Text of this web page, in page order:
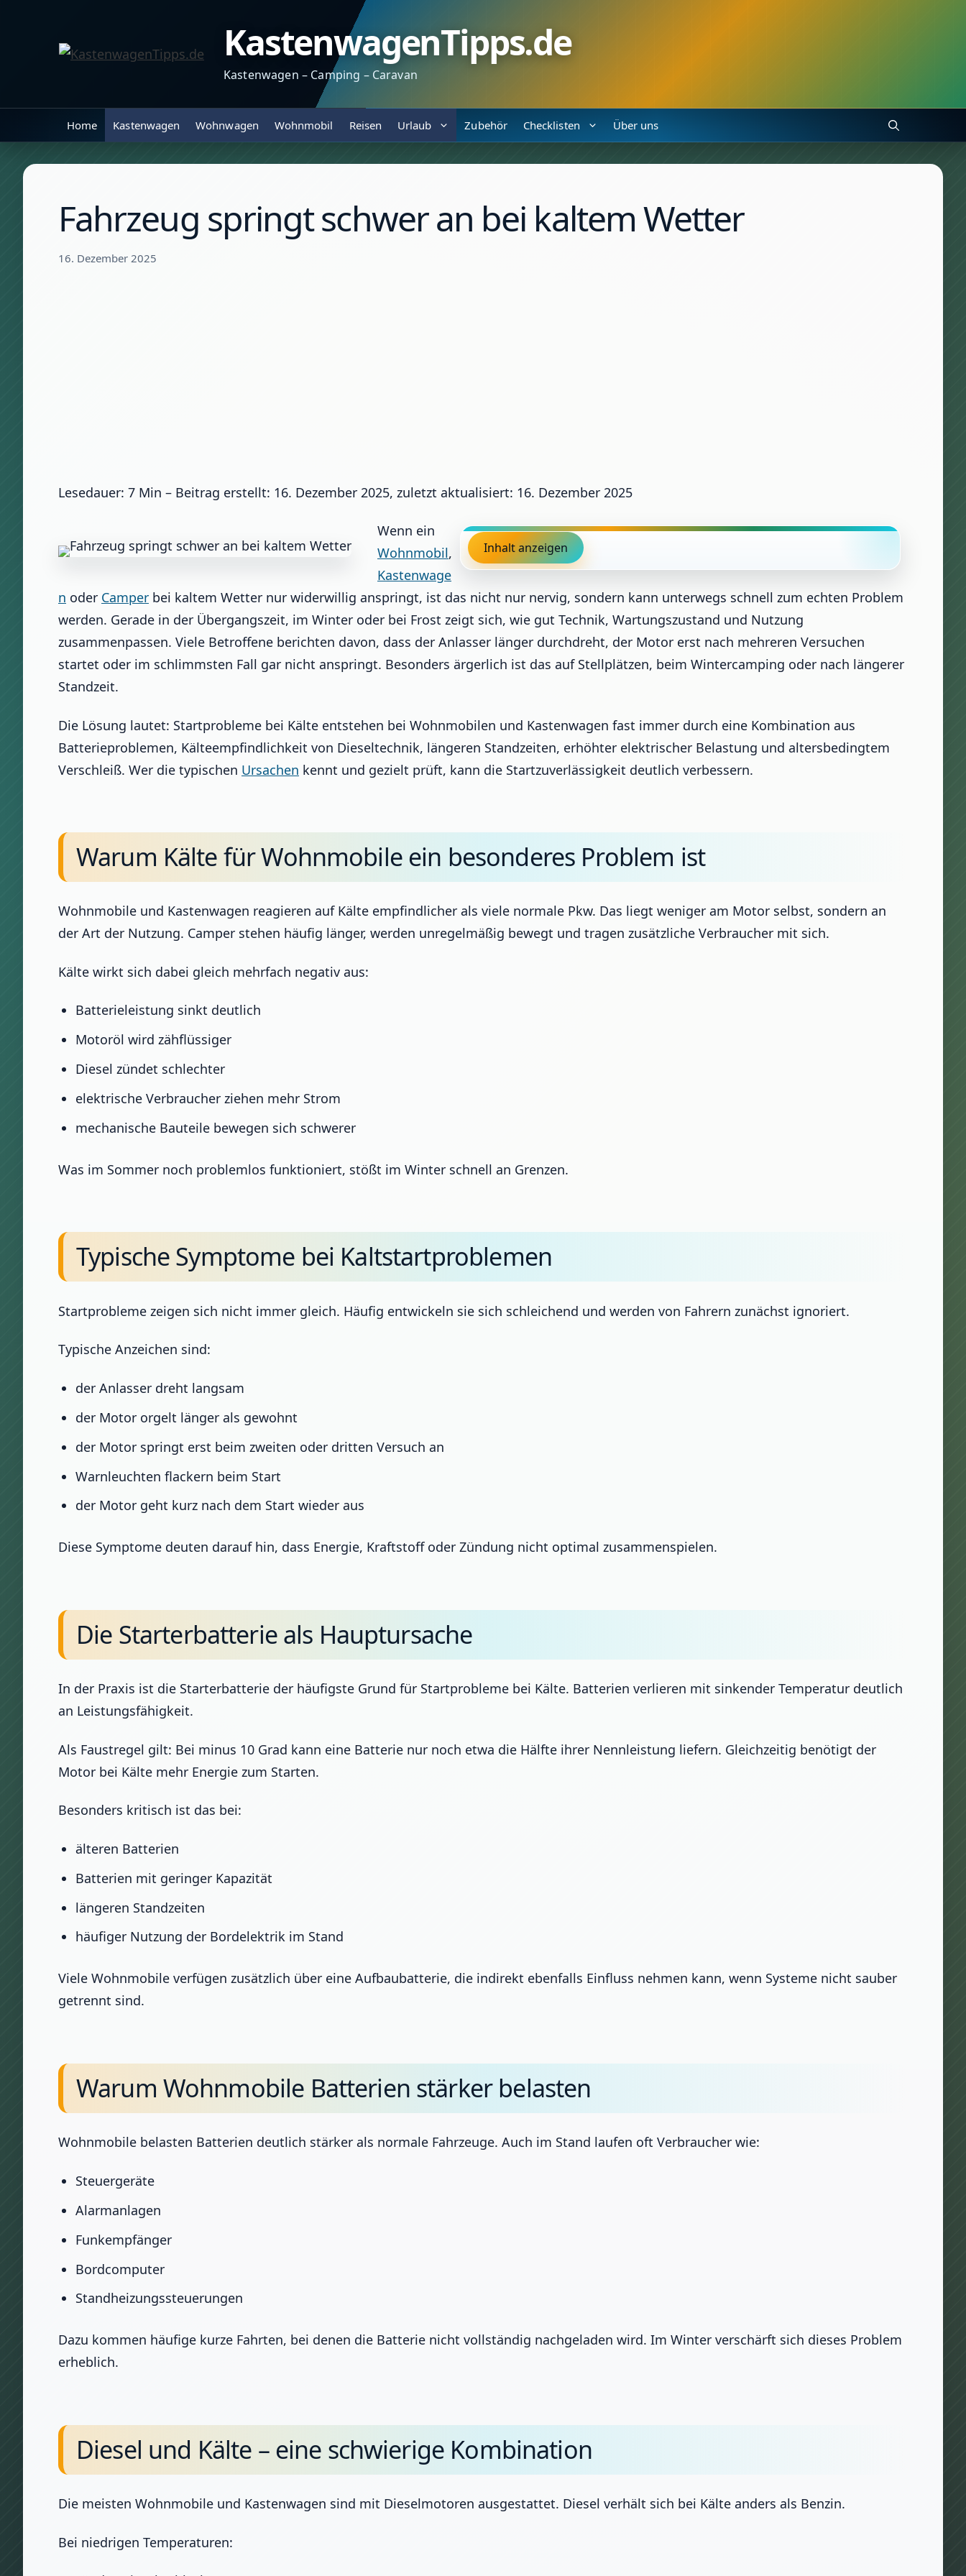
KastenwagenTipps.de
Kastenwagen – Camping – Caravan
Home Kastenwagen Wohnwagen Wohnmobil Reisen Urlaub Zubehör Checklisten Über uns
Fahrzeug springt schwer an bei kaltem Wetter
16. Dezember 2025
Lesedauer: 7 Min – Beitrag erstellt: 16. Dezember 2025, zuletzt aktualisiert: 16. Dezember 2025
Inhalt anzeigen
Wenn ein
Wohnmobil,
Kastenwage
n oder Camper bei kaltem Wetter nur widerwillig anspringt, ist das nicht nur nervig, sondern kann unterwegs schnell zum echten Problem
werden. Gerade in der Übergangszeit, im Winter oder bei Frost zeigt sich, wie gut Technik, Wartungszustand und Nutzung
zusammenpassen. Viele Betroffene berichten davon, dass der Anlasser länger durchdreht, der Motor erst nach mehreren Versuchen
startet oder im schlimmsten Fall gar nicht anspringt. Besonders ärgerlich ist das auf Stellplätzen, beim Wintercamping oder nach längerer
Standzeit.
Die Lösung lautet: Startprobleme bei Kälte entstehen bei Wohnmobilen und Kastenwagen fast immer durch eine Kombination aus
Batterieproblemen, Kälteempfindlichkeit von Dieseltechnik, längeren Standzeiten, erhöhter elektrischer Belastung und altersbedingtem
Verschleiß. Wer die typischen Ursachen kennt und gezielt prüft, kann die Startzuverlässigkeit deutlich verbessern.
Warum Kälte für Wohnmobile ein besonderes Problem ist
Wohnmobile und Kastenwagen reagieren auf Kälte empfindlicher als viele normale Pkw. Das liegt weniger am Motor selbst, sondern an
der Art der Nutzung. Camper stehen häufig länger, werden unregelmäßig bewegt und tragen zusätzliche Verbraucher mit sich.
Kälte wirkt sich dabei gleich mehrfach negativ aus:
Batterieleistung sinkt deutlich
Motoröl wird zähflüssiger
Diesel zündet schlechter
elektrische Verbraucher ziehen mehr Strom
mechanische Bauteile bewegen sich schwerer
Was im Sommer noch problemlos funktioniert, stößt im Winter schnell an Grenzen.
Typische Symptome bei Kaltstartproblemen
Startprobleme zeigen sich nicht immer gleich. Häufig entwickeln sie sich schleichend und werden von Fahrern zunächst ignoriert.
Typische Anzeichen sind:
der Anlasser dreht langsam
der Motor orgelt länger als gewohnt
der Motor springt erst beim zweiten oder dritten Versuch an
Warnleuchten flackern beim Start
der Motor geht kurz nach dem Start wieder aus
Diese Symptome deuten darauf hin, dass Energie, Kraftstoff oder Zündung nicht optimal zusammenspielen.
Die Starterbatterie als Hauptursache
In der Praxis ist die Starterbatterie der häufigste Grund für Startprobleme bei Kälte. Batterien verlieren mit sinkender Temperatur deutlich
an Leistungsfähigkeit.
Als Faustregel gilt: Bei minus 10 Grad kann eine Batterie nur noch etwa die Hälfte ihrer Nennleistung liefern. Gleichzeitig benötigt der
Motor bei Kälte mehr Energie zum Starten.
Besonders kritisch ist das bei:
älteren Batterien
Batterien mit geringer Kapazität
längeren Standzeiten
häufiger Nutzung der Bordelektrik im Stand
Viele Wohnmobile verfügen zusätzlich über eine Aufbaubatterie, die indirekt ebenfalls Einfluss nehmen kann, wenn Systeme nicht sauber
getrennt sind.
Warum Wohnmobile Batterien stärker belasten
Wohnmobile belasten Batterien deutlich stärker als normale Fahrzeuge. Auch im Stand laufen oft Verbraucher wie:
Steuergeräte
Alarmanlagen
Funkempfänger
Bordcomputer
Standheizungssteuerungen
Dazu kommen häufige kurze Fahrten, bei denen die Batterie nicht vollständig nachgeladen wird. Im Winter verschärft sich dieses Problem
erheblich.
Diesel und Kälte – eine schwierige Kombination
Die meisten Wohnmobile und Kastenwagen sind mit Dieselmotoren ausgestattet. Diesel verhält sich bei Kälte anders als Benzin.
Bei niedrigen Temperaturen: